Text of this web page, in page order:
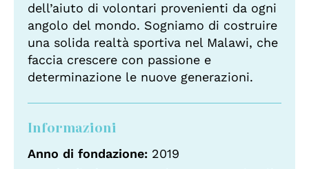
dell’aiuto di volontari provenienti da ogni
angolo del mondo. Sogniamo di costruire
una solida realtà sportiva nel Malawi, che
faccia crescere con passione e
determinazione le nuove generazioni.
Informazioni
Anno di fondazione: 2019